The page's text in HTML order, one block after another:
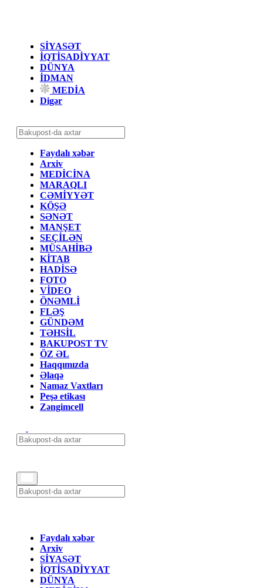
SİYASƏT
İQTİSADİYYAT
DÜNYA
İDMAN
MEDİA
Digər
Faydalı xəbər
Arxiv
MEDİCİNA
MARAQLI
CƏMİYYƏT
KÖŞƏ
SƏNƏT
MANŞET
SEÇİLƏN
MÜSAHİBƏ
KİTAB
HADİSƏ
FOTO
VİDEO
ÖNƏMLİ
FLƏŞ
GÜNDƏM
TƏHSİL
BAKUPOST TV
ÖZ ƏL
Haqqımızda
Əlaqə
Namaz Vaxtları
Peşə etikası
Zəngimcell
Faydalı xəbər
Arxiv
SİYASƏT
İQTİSADİYYAT
DÜNYA